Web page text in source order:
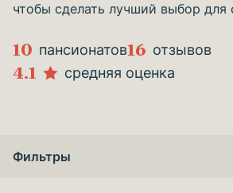
чтобы сделать лучший выбор для
10 пансионатов16 отзывов
4.1 средняя оценка
Фильтры